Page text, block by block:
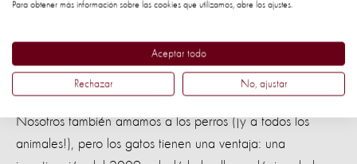
Son más ecológicos
Nosotros también amamos a los perros (¡y a todos los
animales!), pero los gatos tienen una ventaja: una
Para obtener más información sobre las cookies que utilizamos, abre los ajustes.
Aceptar todo
Rechazar No, ajustar